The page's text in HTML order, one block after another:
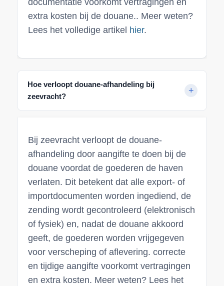
documentatie voorkomt vertragingen en
extra kosten bij de douane.. Meer weten?
Lees het volledige artikel hier.
Hoe verloopt douane-afhandeling bij
zeevracht?
Bij zeevracht verloopt de douane-
afhandeling door aangifte te doen bij de
douane voordat de goederen de haven
verlaten. Dit betekent dat alle export- of
importdocumenten worden ingediend, de
zending wordt gecontroleerd (elektronisch
of fysiek) en, nadat de douane akkoord
geeft, de goederen worden vrijgegeven
voor verscheping of aflevering. correcte
en tijdige aangifte voorkomt vertragingen
en extra kosten. Meer weten? Lees het